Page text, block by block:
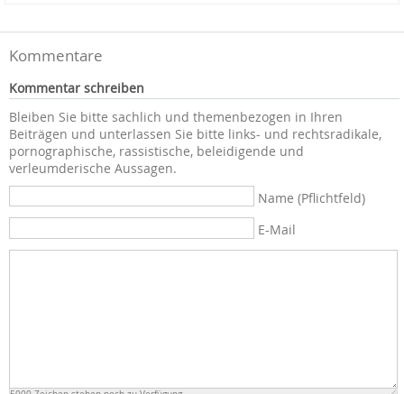
Kommentare
Kommentar schreiben
Bleiben Sie bitte sachlich und themenbezogen in Ihren
Beiträgen und unterlassen Sie bitte links- und rechtsradikale,
pornographische, rassistische, beleidigende und
verleumderische Aussagen.
Name (Pflichtfeld)
E-Mail